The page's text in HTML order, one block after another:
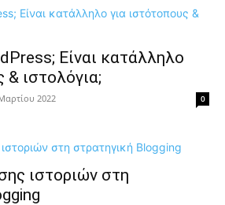
Είναι κατάλληλο
& ιστολόγια;
2022 0
ιστοριών στη